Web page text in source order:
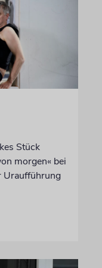
Stück
morgen« bei
Uraufführung